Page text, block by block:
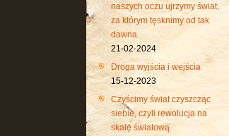
naszych oczu ujrzymy świat,
za którym tęsknimy od tak
dawna
21-02-2024
Droga wyjścia i wejścia
15-12-2023
Czyścimy świat czyszcząc
siebie, czyli rewolucja na
skalę światową